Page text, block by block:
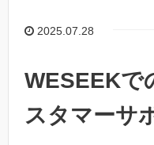
2025.07.28
WESEEKで
スタマーサ